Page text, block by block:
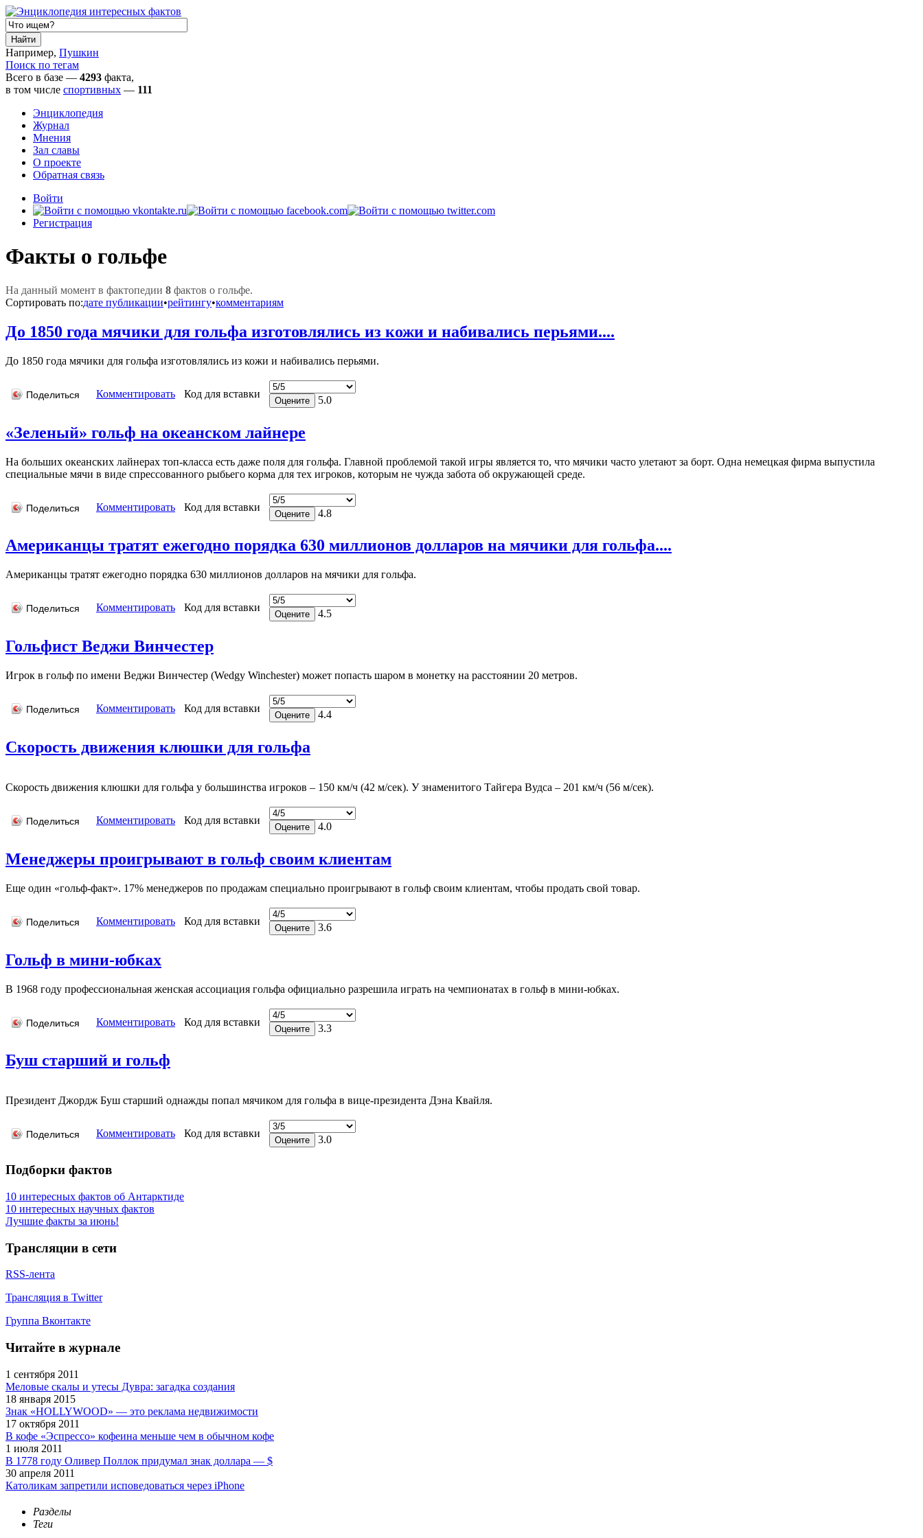
Например, Пушкин
Поиск по тегам
Всего в базе — 4293 факта,
в том числе спортивных — 111
Энциклопедия
Журнал
Мнения
Зал славы
О проекте
Обратная связь
Войти
Регистрация
Факты о гольфе
На данный момент в фактопедии 8 фактов о гольфе.
Сортировать по:дате публикации•рейтингу•комментариям
До 1850 года мячики для гольфа изготовлялись из кожи и набивались перьями....
До 1850 года мячики для гольфа изготовлялись из кожи и набивались перьями.
Поделиться Комментировать Код для вставки
5.0
«Зеленый» гольф на океанском лайнере
На больших океанских лайнерах топ-класса есть даже поля для гольфа. Главной проблемой такой игры является то, что мячики часто улетают за борт. Одна немецкая фирма выпустила
специальные мячи в виде спрессованного рыбьего корма для тех игроков, которым не чужда забота об окружающей среде.
Поделиться Комментировать Код для вставки
4.8
Американцы тратят ежегодно порядка 630 миллионов долларов на мячики для гольфа....
Американцы тратят ежегодно порядка 630 миллионов долларов на мячики для гольфа.
Поделиться Комментировать Код для вставки
4.5
Гольфист Веджи Винчестер
Игрок в гольф по имени Веджи Винчестер (Wedgy Winchester) может попасть шаром в монетку на расстоянии 20 метров.
Поделиться Комментировать Код для вставки
4.4
Скорость движения клюшки для гольфа
Скорость движения клюшки для гольфа у большинства игроков – 150 км/ч (42 м/сек). У знаменитого Тайгера Вудса – 201 км/ч (56 м/сек).
Поделиться Комментировать Код для вставки
4.0
Менеджеры проигрывают в гольф своим клиентам
Еще один «гольф-факт». 17% менеджеров по продажам специально проигрывают в гольф своим клиентам, чтобы продать свой товар.
Поделиться Комментировать Код для вставки
3.6
Гольф в мини-юбках
В 1968 году профессиональная женская ассоциация гольфа официально разрешила играть на чемпионатах в гольф в мини-юбках.
Поделиться Комментировать Код для вставки
3.3
Буш старший и гольф
Президент Джордж Буш старший однажды попал мячиком для гольфа в вице-президента Дэна Квайля.
Поделиться Комментировать Код для вставки
3.0
Подборки фактов
10 интересных фактов об Антарктиде
10 интересных научных фактов
Лучшие факты за июнь!
Трансляции в сети
RSS-лента
Трансляция в Twitter
Группа Вконтакте
Читайте в журнале
1 сентября 2011
Меловые скалы и утесы Дувра: загадка создания
18 января 2015
Знак «HOLLYWOOD» — это реклама недвижимости
17 октября 2011
В кофе «Эспрессо» кофеина меньше чем в обычном кофе
1 июля 2011
В 1778 году Оливер Поллок придумал знак доллара — $
30 апреля 2011
Католикам запретили исповедоваться через iPhone
Разделы
Теги